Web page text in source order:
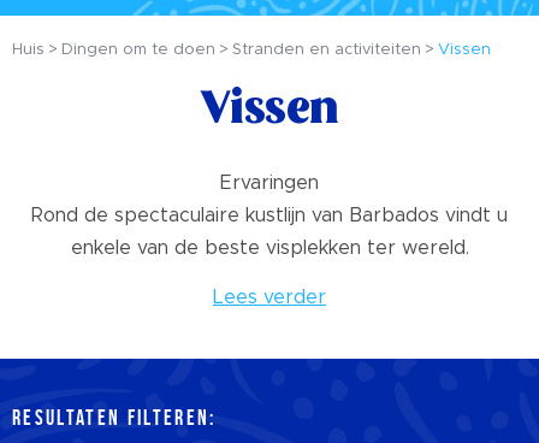
Huis Dingen om te doen Stranden en activiteiten Vissen
Vissen
Ervaringen
Rond de spectaculaire kustlijn van Barbados vindt u
enkele van de beste visplekken ter wereld.
Lees verder
RESULTATEN FILTEREN: